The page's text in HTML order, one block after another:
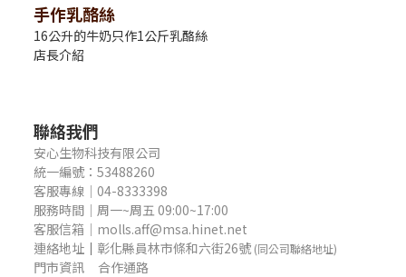
手作乳酪絲
16公升的牛奶只作1公斤乳酪絲
店長介紹
聯絡我們
安心生物科技有限公司
統一編號：53488260
客服專線｜04-8333398
服務時間｜周一~周五 09:00~17:00
客服信箱｜molls.aff@msa.hinet.net
連絡地址 ｜ 彰化縣員林市條和六街26號 (同公司聯絡地址)
門市資訊 合作通路